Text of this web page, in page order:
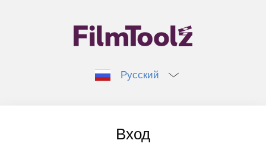
Русский
Вход